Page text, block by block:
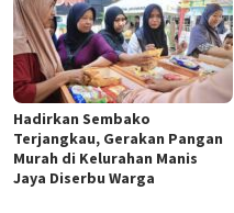
Hadirkan Sembako
Terjangkau, Gerakan Pangan
Murah di Kelurahan Manis
Jaya Diserbu Warga